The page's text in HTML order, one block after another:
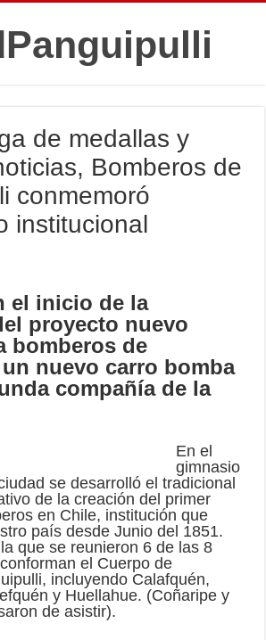
de medallas y
Bomberos de
conmemoró
institucional
el inicio de la
proyecto nuevo
bomberos de
nuevo carro bomba
compañía de la
En el
gimnasio
se desarrolló el tradicional
de la creación del primer
en Chile, institución que
país desde Junio del 1851.
que se reunieron 6 de las 8
el Cuerpo de
incluyendo Calafquén,
y Huellahue. (Coñaripe y
de asistir).